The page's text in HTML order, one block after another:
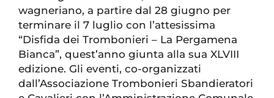
wagneriano, a partire dal 28 giugno per
terminare il 7 luglio con l’attesissima
“Disfida dei Trombonieri – La Pergamena
Bianca”, quest’anno giunta alla sua XLVIII
edizione. Gli eventi, co-organizzati
dall’Associazione Trombonieri Sbandieratori